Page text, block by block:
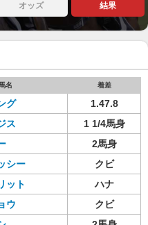
オッズ 結果
名 着差
グ
1.47.8
ス
1 1/4馬身
2馬身
シー
クビ
ット
ハナ
ウ
クビ